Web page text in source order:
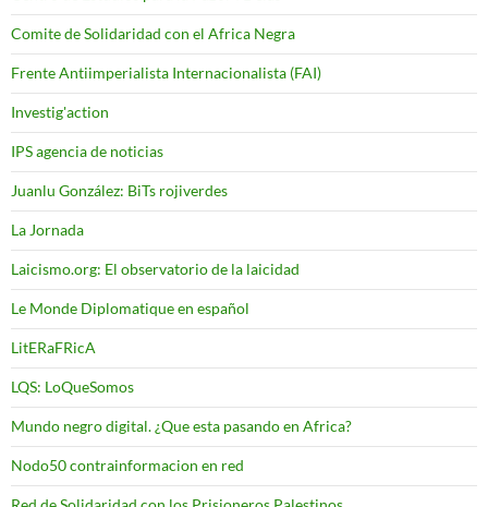
Comite de Solidaridad con el Africa Negra
Frente Antiimperialista Internacionalista (FAI)
Investig'action
IPS agencia de noticias
Juanlu González: BiTs rojiverdes
La Jornada
Laicismo.org: El observatorio de la laicidad
Le Monde Diplomatique en español
LitERaFRicA
LQS: LoQueSomos
Mundo negro digital. ¿Que esta pasando en Africa?
Nodo50 contrainformacion en red